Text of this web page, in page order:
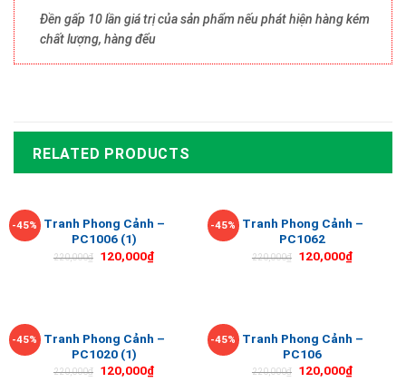
Đền gấp 10 lần giá trị của sản phẩm nếu phát hiện hàng kém
chất lượng, hàng đểu
RELATED PRODUCTS
-45%
Tranh Phong Cảnh –
PC1006 (1)
220,000₫ 120,000₫
-45%
Tranh Phong Cảnh –
PC1062
220,000₫ 120,000₫
-45%
Tranh Phong Cảnh –
PC1020 (1)
220,000₫ 120,000₫
-45%
Tranh Phong Cảnh –
PC106
220,000₫ 120,000₫